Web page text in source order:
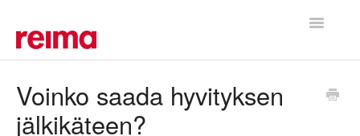
Toggle
Voinko saada hyvityksen
jälkikäteen?